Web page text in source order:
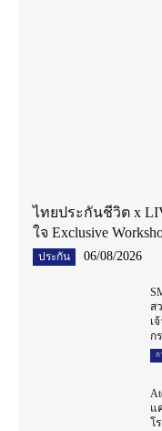
ไทยประกันชีวิต x
ใจ Exclusive
ประกัน 06/08/2026
ส
เ
ก
ก
แ
โ